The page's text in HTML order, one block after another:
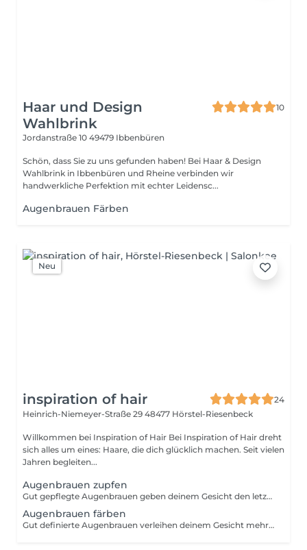
Haar und Design
Wahlbrink
10
Jordanstraße 10 49479 Ibbenbüren
Schön, dass Sie zu uns gefunden haben! Bei Haar & Design
Wahlbrink in Ibbenbüren und Rheine verbinden wir
handwerkliche Perfektion mit echter Leidensc...
Augenbrauen Färben
Neu
inspiration of hair
24
Heinrich-Niemeyer-Straße 29 48477 Hörstel-Riesenbeck
Willkommen bei Inspiration of Hair Bei Inspiration of Hair dreht
sich alles um eines: Haare, die dich glücklich machen. Seit vielen
Jahren begleiten...
Augenbrauen zupfen
Gut gepflegte Augenbrauen geben deinem Gesicht den letzten Schliff und unterstreichen deine maskuline Ausstrahlung. Mit unserem schnellen und präzisen Augenbrauen zupfen sorgen wir dafür, dass deine Brauen in Form gebracht werden für einen gepflegten und natürlichen Look, der nicht künstlich wirkt. Perfekte Form: Wir bringen deine Augenbrauen in eine saubere, maskuline Form, ohne dass sie zu schmal oder unnatürlich aussehen. Schnell & präzise: In nur 5 Minuten sorgen wir für eine gepflegte Erscheinung, die dein gesamtes Gesicht harmonischer wirken lässt. Dezente Pflege: Kleine Anpassungen machen einen großen Unterschied, ohne dass es auffällt du wirst einfach frischer und gepflegter aussehen. Die Behandlung dauert etwa 5 Minuten und ist perfekt für Männer, die Wert auf ein gepflegtes Äußeres legen. Setze ein klares Statement mit gepflegten Augenbrauen buche jetzt dein Augenbrauen zupfen!
Augenbrauen färben
Gut definierte Augenbrauen verleihen deinem Gesicht mehr Ausdruck und unterstreichen deine maskuline Ausstrahlung. Mit unserem schnellen Augenbrauen färben sorgen wir dafür, dass deine Brauen voller, markanter und gleichmäßiger wirken ideal, um auch graue Härchen dezent abzudecken und deinen Look zu perfektionieren. Natürliche Betonung: Die Färbung lässt helle oder lückenhafte Brauen voller erscheinen, ohne unnatürlich zu wirken. Kaschierung grauer Härchen: Falls du graue Haare in den Brauen hast, werden diese dezent überdeckt, um ein harmonisches Gesamtbild zu schaffen. Mehr Ausdruck: Dunklere Brauen verleihen deinem Gesicht mehr Kontur und lassen deine Augen stärker zur Geltung kommen. Schnell & effektiv: In nur 5 Minuten erhältst du ein frisches, gepflegtes Erscheinungsbild, das deine Augenbrauen dezent betont. Die Behandlung dauert etwa 5 Minuten und ist perfekt für Männer, die ihre Augenbrauen subtil hervorheben und graue Härchen abdecken möchten. Setze klare Akzente mit gepflegten Augenbrauen buche jetzt dein Augenbrauen färben!